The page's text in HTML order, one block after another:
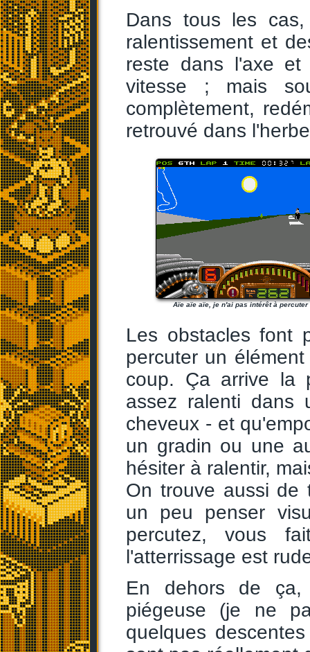
Dans tous les
ralentissement et
reste dans l'axe
vitesse ; mais
complètement,
retrouvé dans
Aïe aïe aïe, je n'ai pas intérêt à percuter
Les obstacles font
percuter un
coup. Ça arrive la
assez ralenti dans
cheveux - et
un gradin ou une
hésiter à ralentir,
On trouve aussi de
un peu penser
percutez, vous
l'atterrissage est
En dehors de
piégeuse (je ne
quelques